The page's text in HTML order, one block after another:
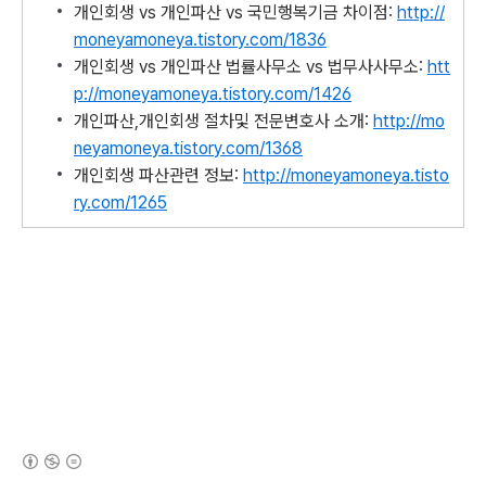
개인회생 vs 개인파산 vs 국민행복기금 차이점: http://
moneyamoneya.tistory.com/1836
개인회생 vs 개인파산 법률사무소 vs 법무사사무소: htt
p://moneyamoneya.tistory.com/1426
개인파산,개인회생 절차및 전문변호사 소개: http://mo
neyamoneya.tistory.com/1368
개인회생 파산관련 정보: http://moneyamoneya.tisto
ry.com/1265